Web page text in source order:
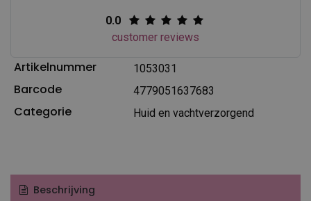
0.0
customer reviews
Artikelnummer 1053031
Barcode 4779051637683
Categorie Huid en vachtverzorgend
Beschrijving